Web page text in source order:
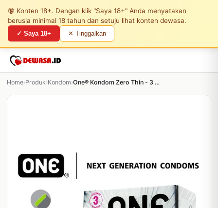
🔞 Konten 18+. Dengan klik "Saya 18+" Anda menyatakan
berusia minimal 18 tahun dan setuju lihat konten dewasa.
✓ Saya 18+ ✕ Tinggalkan
Home›Produk›Kondom› One® Kondom Zero Thin - 3 Pcs